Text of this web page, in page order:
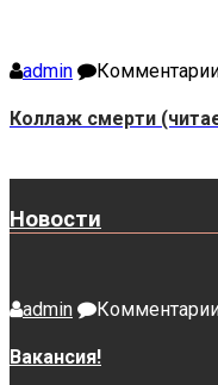
admin
Коллаж смерти
Новости
admin
Вакансия!